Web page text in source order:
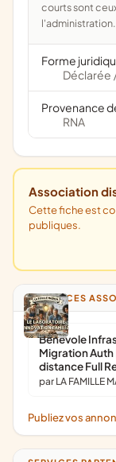
courts sont
l'administration.
Forme
Déclarée
Provenance
RNA
Association
Cette fiche est conservée pour mémoire à partir des données
publiques.
ANNONCES
Bénévole
Migration
distance Full
par LA FAMILLE
Publiez vos